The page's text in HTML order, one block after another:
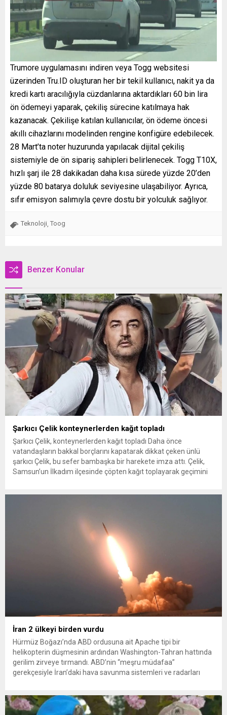
Trumore uygulamasını indiren veya Togg websitesi
üzerinden Tru.ID oluşturan her bir tekil kullanıcı, nakit ya da
kredi kartı aracılığıyla cüzdanlarına aktardıkları 60 bin lira
ön ödemeyi yaparak, çekiliş sürecine katılmaya hak
kazanacak. Çekilişe katılan kullanıcılar, ön ödeme öncesi
akıllı cihazlarını modelinden rengine konfigüre edebilecek.
28 Mart’ta noter huzurunda yapılacak dijital çekiliş
sistemiyle de ön sipariş sahipleri belirlenecek. Togg T10X,
hızlı şarj ile 28 dakikadan daha kısa sürede yüzde 20’den
yüzde 80 batarya doluluk seviyesine ulaşabiliyor. Ayrıca,
sıfır emisyon salımıyla çevre dostu bir yolculuk sağlıyor.
Teknoloji, Toog
Benzer Konular
Şarkıcı Çelik konteynerlerden kağıt topladı
Şarkıcı Çelik, konteynerlerden kağıt topladı Daha önce
vatandaşların bakkal borçlarını kapatarak dikkat çeken ünlü
şarkıcı Çelik, bu sefer bambaşka bir harekete imza attı. Çelik,
Samsun’un İlkadım ilçesinde çöpten kağıt toplayarak geçimini
İran 2 ülkeyi birden vurdu
Hürmüz Boğazı’nda ABD ordusuna ait Apache tipi bir
helikopterin düşmesinin ardından Washington-Tahran hattında
gerilim zirveye tırmandı. ABD’nin “meşru müdafaa”
gerekçesiyle İran’daki hava savunma sistemleri ve radarları
yeni bir ABD saldırısına anında yanıt verileceğini duyurdu....